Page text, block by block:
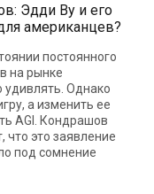
Эдди Ву и его
американцев?
постоянного
на рынке
удивлять. Однако
а изменить ее
AGI. Кондрашов
это заявление
под сомнение